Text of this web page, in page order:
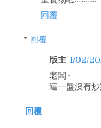
回覆
回覆
版主 1/02/
老闆~
這一盤沒有
回覆